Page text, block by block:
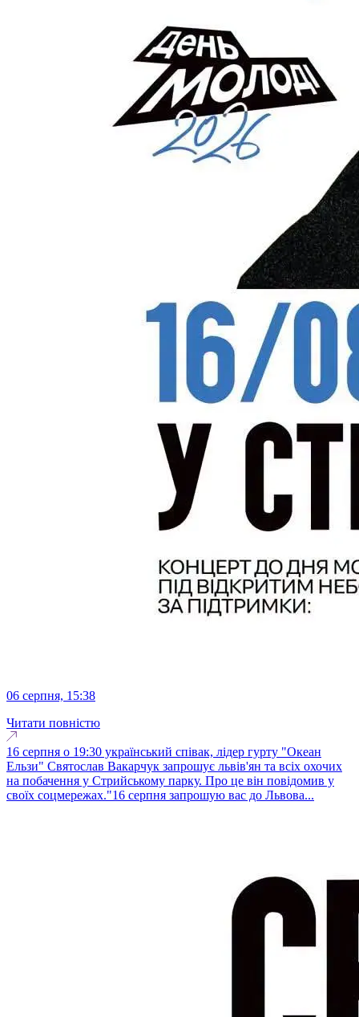
06 серпня, 15:38
Читати повністю
16 серпня о 19:30 український співак, лідер гурту "Океан
Ельзи" Святослав Вакарчук запрошує львів'ян та всіх охочих
на побачення у Стрийському парку. Про це він повідомив у
своїх соцмережах."16 серпня запрошую вас до Львова...